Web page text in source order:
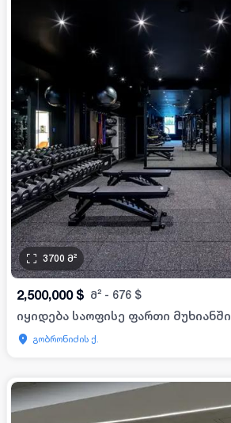
3700 მ²
2,500,000 $ მ² - 676 $
იყიდება საოფისე ფართი მუხიანში
გობრონიძის ქ.